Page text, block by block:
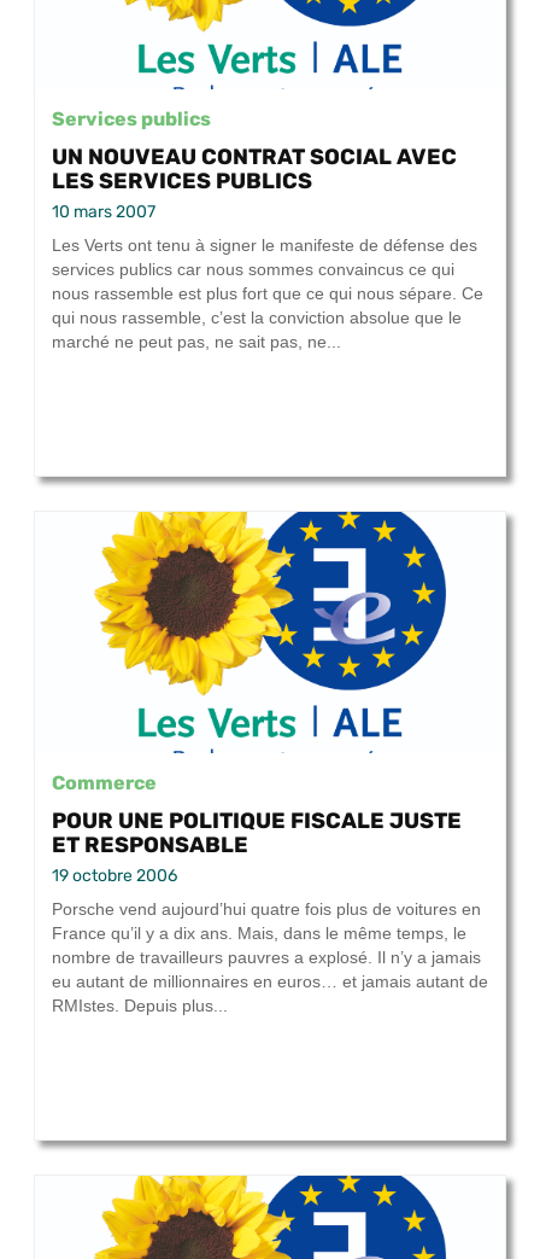
Services publics
UN NOUVEAU CONTRAT SOCIAL AVEC
LES SERVICES PUBLICS
10 mars 2007
Les Verts ont tenu à signer le manifeste de défense des
services publics car nous sommes convaincus ce qui
nous rassemble est plus fort que ce qui nous sépare. Ce
qui nous rassemble, c’est la conviction absolue que le
marché ne peut pas, ne sait pas, ne...
Commerce
POUR UNE POLITIQUE FISCALE JUSTE
ET RESPONSABLE
19 octobre 2006
Porsche vend aujourd’hui quatre fois plus de voitures en
France qu’il y a dix ans. Mais, dans le même temps, le
nombre de travailleurs pauvres a explosé. Il n’y a jamais
eu autant de millionnaires en euros… et jamais autant de
RMIstes. Depuis plus...